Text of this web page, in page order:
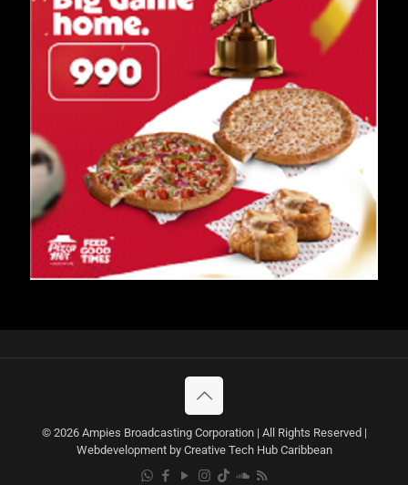
© 2026 Ampies Broadcasting Corporation | All Rights Reserved |
Webdevelopment by Creative Tech Hub Caribbean